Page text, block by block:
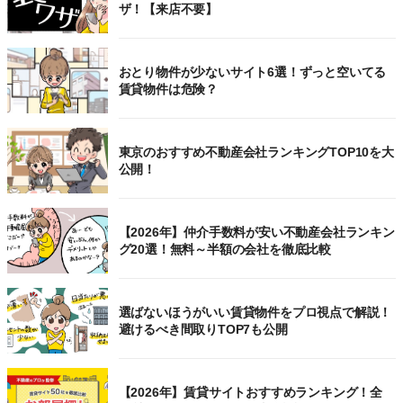
ザ！【来店不要】
おとり物件が少ないサイト6選！ずっと空いてる
賃貸物件は危険？
東京のおすすめ不動産会社ランキングTOP10を大
公開！
【2026年】仲介手数料が安い不動産会社ランキン
グ20選！無料～半額の会社を徹底比較
選ばないほうがいい賃貸物件をプロ視点で解説！
避けるべき間取りTOP7も公開
【2026年】賃貸サイトおすすめランキング！全